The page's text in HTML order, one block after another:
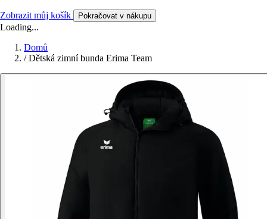
Zobrazit můj košík Pokračovat v nákupu
Loading...
Domů
/ Dětská zimní bunda Erima Team